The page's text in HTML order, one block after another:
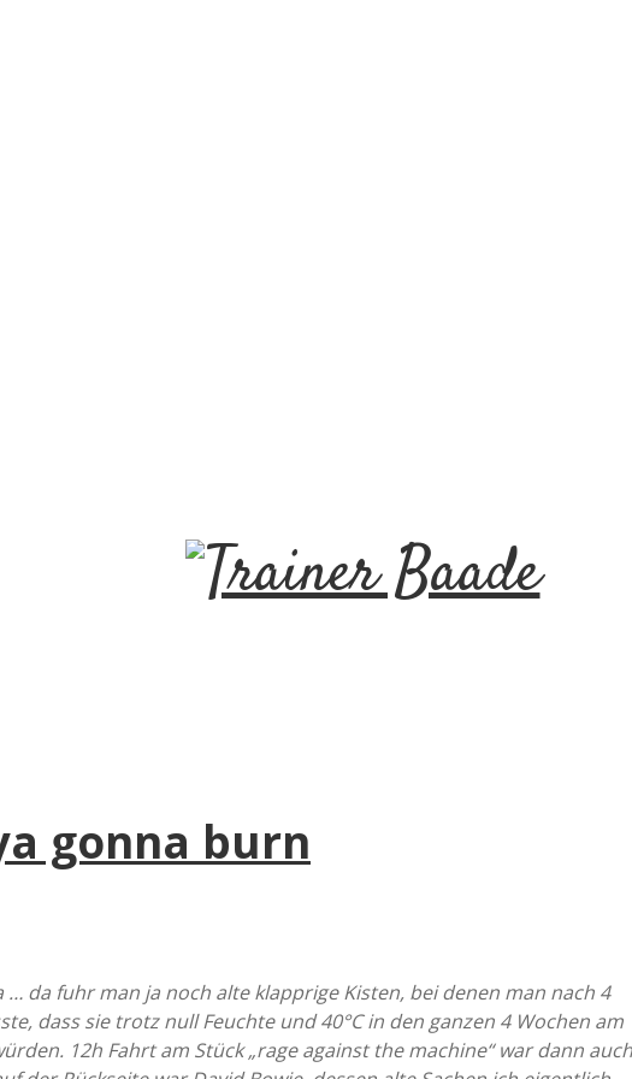
T
n
r
gonna burn
da fuhr man ja noch alte klapprige Kisten, bei denen man nach 4
dass sie trotz null Feuchte und 40°C in den ganzen 4 Wochen am
12h Fahrt am Stück „rage against the machine“ war dann auch